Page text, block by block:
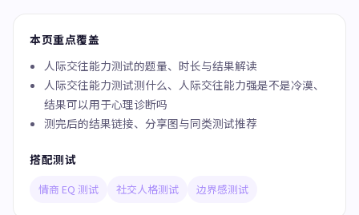
本页重点覆盖
人际交往能力测试的题量、时长与结果解读
人际交往能力测试测什么、人际交往能力强是不是冷漠、
结果可以用于心理诊断吗
测完后的结果链接、分享图与同类测试推荐
搭配测试
情商 EQ 测试 社交人格测试 边界感测试